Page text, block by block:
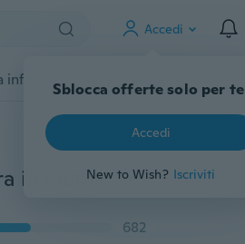
Accedi
Sblocca offerte solo per
Accedi
New to Wish? Iscriviti
infanzia Accessori per animali
Cinture a catena retrò semplici Abito da donna Cintura in metallo Gioielli per feste natalizie con tutti i fiammiferi
682